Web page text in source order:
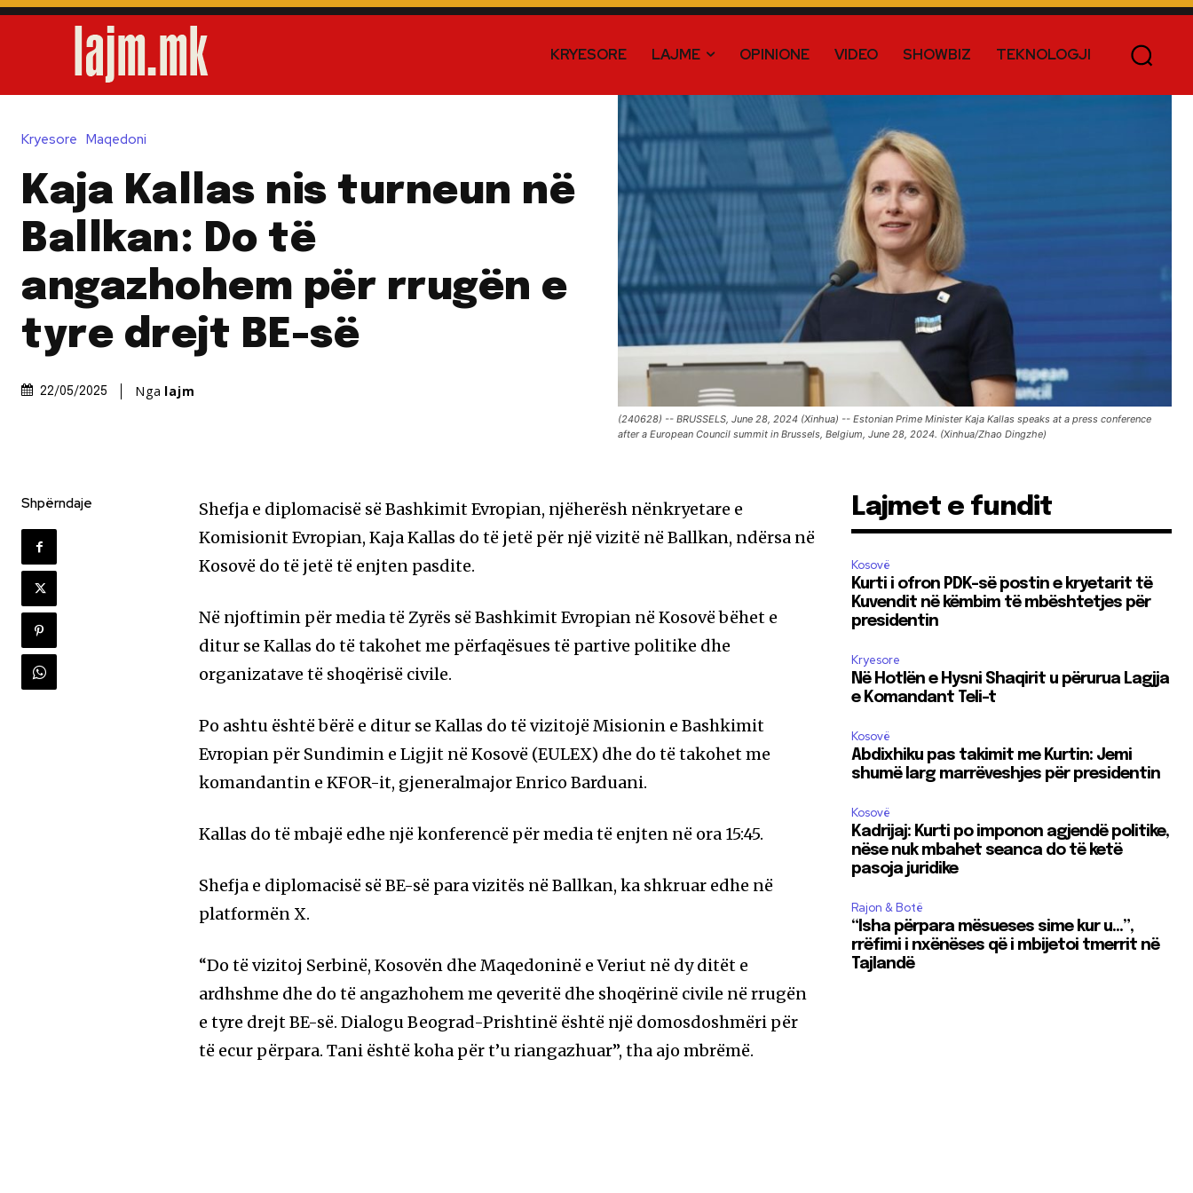
KRYESORE LAJME OPINIONE VIDEO SHOWBIZ TEKNOLOGJI
Kryesore Maqedoni
Kaja Kallas nis turneun në
Ballkan: Do të
angazhohem për rrugën e
tyre drejt BE-së
22/05/2025 Nga lajm
(240628) -- BRUSSELS, June 28, 2024 (Xinhua) -- Estonian Prime Minister Kaja Kallas speaks at a press conference
after a European Council summit in Brussels, Belgium, June 28, 2024. (Xinhua/Zhao Dingzhe)
Shpërndaje
Shefja e diplomacisë së Bashkimit Evropian, njëherësh nënkryetare e
Komisionit Evropian, Kaja Kallas do të jetë për një vizitë në Ballkan, ndërsa në
Kosovë do të jetë të enjten pasdite.
Në njoftimin për media të Zyrës së Bashkimit Evropian në Kosovë bëhet e
ditur se Kallas do të takohet me përfaqësues të partive politike dhe
organizatave të shoqërisë civile.
Po ashtu është bërë e ditur se Kallas do të vizitojë Misionin e Bashkimit
Evropian për Sundimin e Ligjit në Kosovë (EULEX) dhe do të takohet me
komandantin e KFOR-it, gjeneralmajor Enrico Barduani.
Kallas do të mbajë edhe një konferencë për media të enjten në ora 15:45.
Shefja e diplomacisë së BE-së para vizitës në Ballkan, ka shkruar edhe në
platformën X.
“Do të vizitoj Serbinë, Kosovën dhe Maqedoninë e Veriut në dy ditët e
ardhshme dhe do të angazhohem me qeveritë dhe shoqërinë civile në rrugën
e tyre drejt BE-së. Dialogu Beograd-Prishtinë është një domosdoshmëri për
të ecur përpara. Tani është koha për t’u riangazhuar”, tha ajo mbrëmë.
Lajmet e fundit
Kosovë
Kurti i ofron PDK-së postin e kryetarit të
Kuvendit në këmbim të mbështetjes për
presidentin
Kryesore
Në Hotlën e Hysni Shaqirit u përurua Lagjja
e Komandant Teli-t
Kosovë
Abdixhiku pas takimit me Kurtin: Jemi
shumë larg marrëveshjes për presidentin
Kosovë
Kadrijaj: Kurti po imponon agjendë politike,
nëse nuk mbahet seanca do të ketë
pasoja juridike
Rajon & Botë
“Isha përpara mësueses sime kur u…”,
rrëfimi i nxënëses që i mbijetoi tmerrit në
Tajlandë